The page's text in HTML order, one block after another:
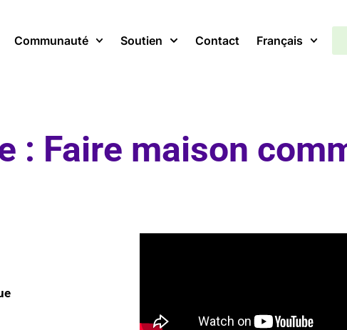
Communauté Soutien Contact Français
: Faire maison